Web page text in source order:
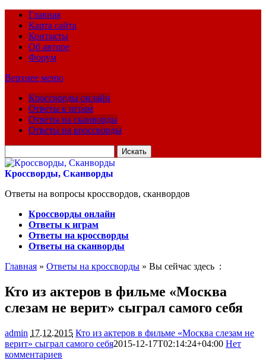
Главная
Карта сайта
Контакты
Об авторе
Форум
Верхнее меню
Кроссворды онлайн
Ответы к играм
Ответы на сканворды
Ответы на кроссворды
для:
Кроссворды, Сканворды
Ответы на вопросы кроссвордов, сканвордов
Кроссворды онлайн
Ответы к играм
Ответы на кроссворды
Ответы на сканворды
Главная » Ответы на кроссворды » Вы сейчас здесь :
Кто из актеров в фильме «Москва
слезам не верит» сыграл самого себя
admin 17.12.2015 Кто из актеров в фильме «Москва слезам не
верит» сыграл самого себя2015-12-17T02:14:24+04:00 Нет
комментариев